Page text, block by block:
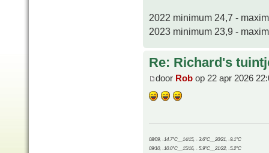
2022 minimum 24,7 -
2023 minimum 23,9 -
Re: Richard's
door Rob op 22 apr 2026
08/09, -14.7°C__14/15, - 3.6°C__20/21, -9.1°C
09/10, -10.0°C__15/16, - 5.9°C__21/22, -5.2°C